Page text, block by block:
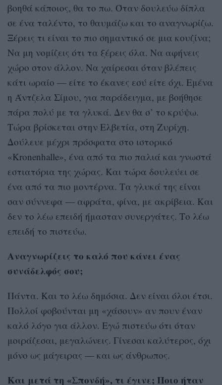
βοηθά κάποιος, θα το πω. Όταν δουλεύω δίπλα
σε ένα ταλέντο, το θαυμάζω και το αναγνωρίζω.
Ξέρεις τι είναι το πιο σημαντικό σε μια κουζίνα;
Να μη νομίζεις ότι τα ξέρεις όλα. Να αφήνεις
χώρο στον άλλον. Να χαίρεσαι όταν βλέπεις
κάτι ωραίο — είτε το έκανες εσύ είτε όχι. Εμένα
η Άντζελα Σίμου, για παράδειγμα, με βοήθησε
πάρα πολύ με τα γλυκά. Δεν θα σ’ το κρύψω.
Τώρα βρίσκεται στην Ελβετία, στη Ζυρίχη.
Δούλευε μέχρι πρόσφατα στο ιστορικό
«Kronenhalle», ένα από τα πιο παλιά και γνωστά
εστιατόρια της χώρας. Και τώρα δουλεύει σε
ένα από τα πιο μοντέρνα. Τα γλυκά της είναι
σαν σύννεφα — αφράτα, φίνα, με ακρίβεια. Και
δεν το λέω επειδή ήμασταν συνεργάτες. Το λέω
επειδή το πιστεύω.
Αναγνωρίζεις το καλό που κάνει ένας
συνάδελφός σου;
Πάντα. Και το λέω δημόσια. Δεν είναι όλοι έτσι.
Πολλοί φοβούνται μη «χάσουν» αν πουν έναν
καλό λόγο για άλλον. Εγώ πιστεύω ότι όταν
μοιράζεσαι, μεγαλώνεις. Γίνεσαι καλύτερος, όχι
μόνο ως μάγειρας — και ως άνθρωπος.
Και μετά τη «Σπονδή», τι έγινε; Ποιο ήταν